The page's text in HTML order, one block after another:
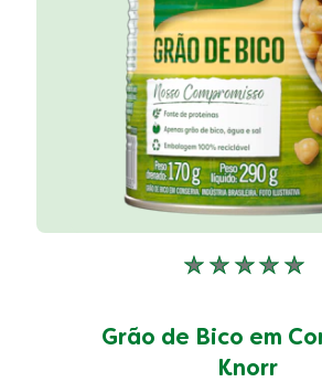
de
1
Grão de Bico em
Knorr
Nenhuma
para
este